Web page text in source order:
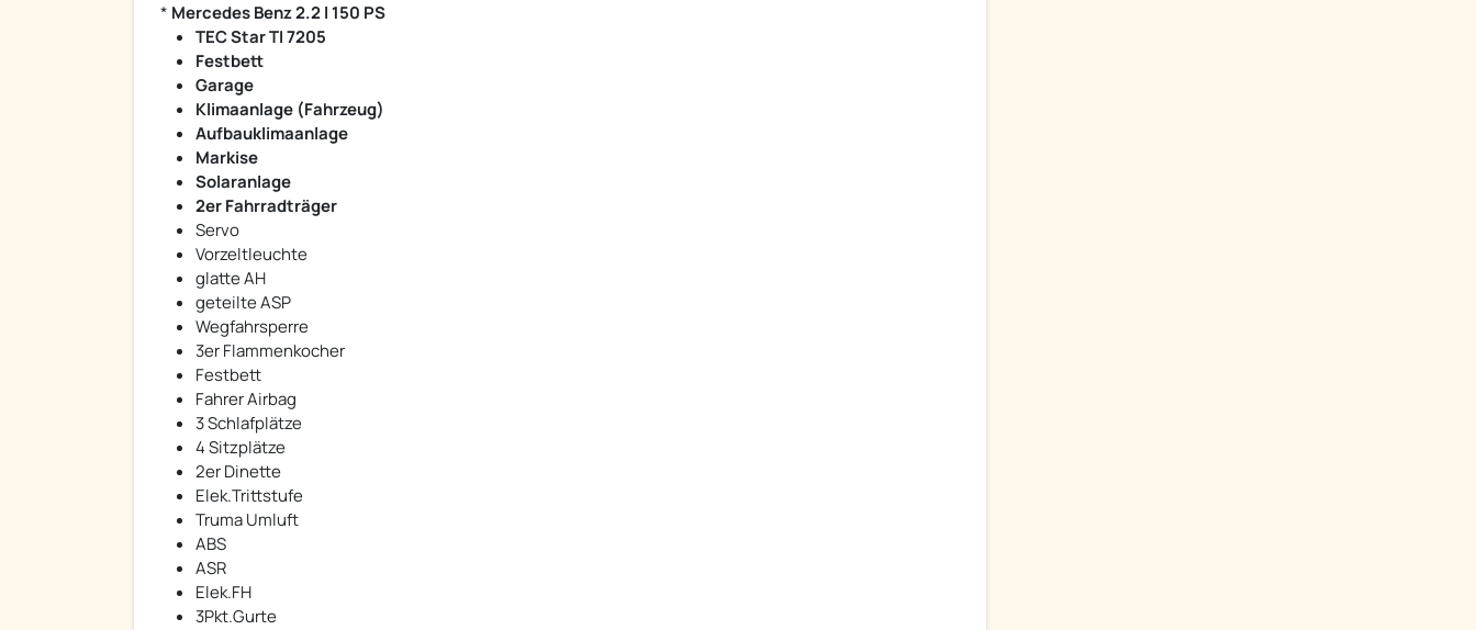
* Mercedes Benz 2.2 l 150 PS
TEC Star TI 7205
Festbett
Garage
Klimaanlage (Fahrzeug)
Aufbauklimaanlage
Markise
Solaranlage
2er Fahrradträger
Servo
Vorzeltleuchte
glatte AH
geteilte ASP
Wegfahrsperre
3er Flammenkocher
Festbett
Fahrer Airbag
3 Schlafplätze
4 Sitzplätze
2er Dinette
Elek.Trittstufe
Truma Umluft
ABS
ASR
Elek.FH
3Pkt.Gurte